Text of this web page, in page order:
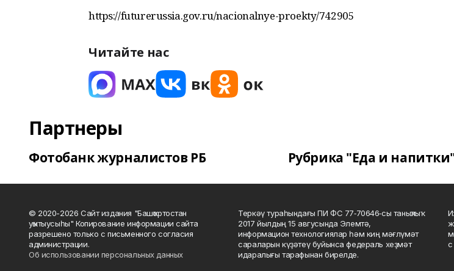
https://futurerussia.gov.ru/nacionalnye-proekty/742905
Читайте нас
Партнеры
Фотобанк журналистов РБ Рубрика "Еда и
© 2020-2026 Сайт издания "Башҡортостан
уҡытыусыһы" Копирование информации сайта
разрешено только с письменного согласия
администрации.
Об использовании персональных данных
Теркәү тураһындағы ПИ ФС 77‑70646‑сы таныҡлыҡ
2017 йылдың 15 авгусында Элемтә,
информацион технологиялар һәм киң мәғлүмәт
сараларын күҙәтеү буйынса федераль хеҙмәт
идаралығы тарафынан бирелде.
с